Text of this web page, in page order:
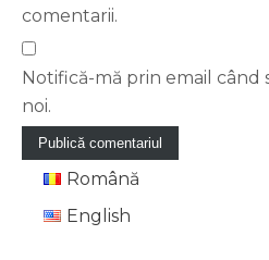
comentarii.
Notifică-mă prin email
noi.
Română
English